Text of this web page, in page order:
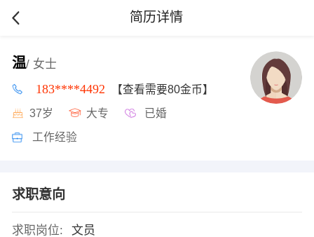
简历详情
温/ 女士
183****4492 【查看需要80金币】
37岁 大专 已婚
工作经验
求职意向
求职岗位:
文员